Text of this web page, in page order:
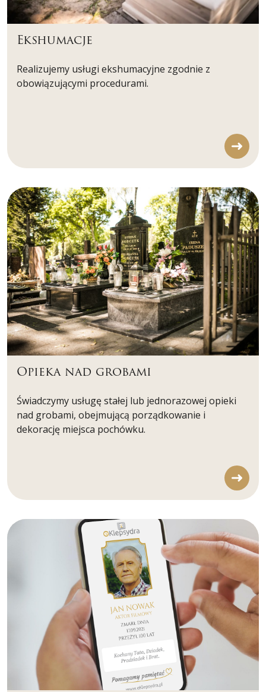
Ekshumacje
Realizujemy usługi ekshumacyjne zgodnie z
obowiązującymi procedurami.
Opieka nad grobami
Świadczymy usługę stałej lub jednorazowej opieki
nad grobami, obejmującą porządkowanie i
dekorację miejsca pochówku.